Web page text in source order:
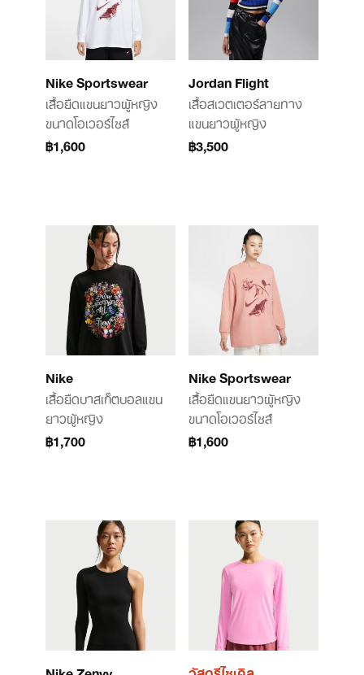
Nike Sportswear
เสื้อยืดแขนยาวผู้หญิง
ขนาดโอเวอร์ไซส์
฿1,600
Jordan Flight
เสื้อสเวตเตอร์ลายทาง
แขนยาวผู้หญิง
฿3,500
Nike
เสื้อยืดบาสเก็ตบอลแขน
ยาวผู้หญิง
฿1,700
Nike Sportswear
เสื้อยืดแขนยาวผู้หญิง
ขนาดโอเวอร์ไซส์
฿1,600